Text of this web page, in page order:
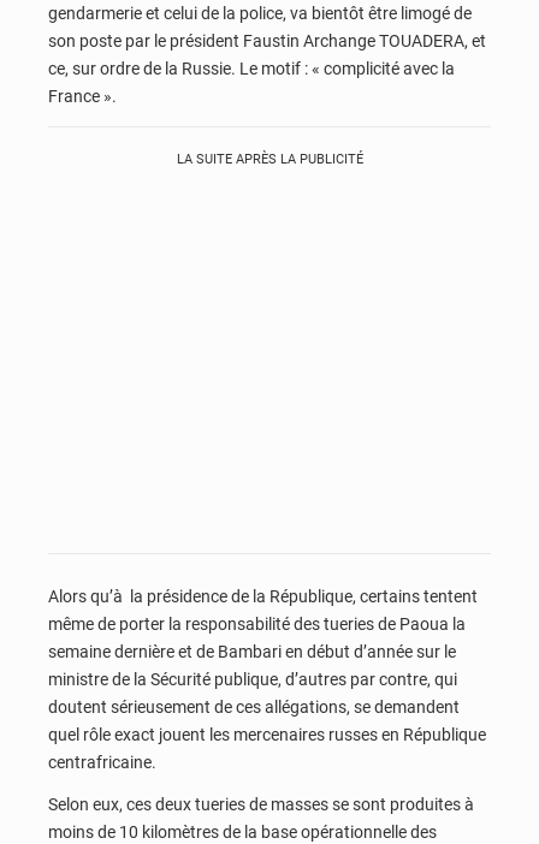
gendarmerie et celui de la police, va bientôt être limogé de
son poste par le président Faustin Archange TOUADERA, et
ce, sur ordre de la Russie. Le motif : « complicité avec la
France ».
LA SUITE APRÈS LA PUBLICITÉ
Alors qu’à la présidence de la République, certains tentent
même de porter la responsabilité des tueries de Paoua la
semaine dernière et de Bambari en début d’année sur le
ministre de la Sécurité publique, d’autres par contre, qui
doutent sérieusement de ces allégations, se demandent
quel rôle exact jouent les mercenaires russes en République
centrafricaine.
Selon eux, ces deux tueries de masses se sont produites à
moins de 10 kilomètres de la base opérationnelle des